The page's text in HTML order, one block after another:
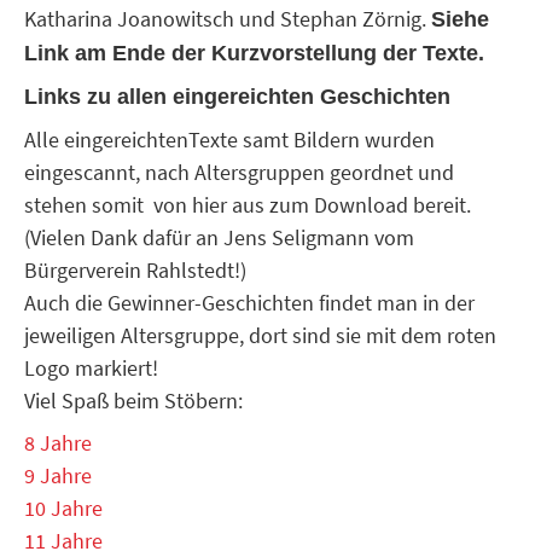
Katharina Joanowitsch und Stephan Zörnig. Siehe
Link am Ende der Kurzvorstellung der Texte.
Links zu allen eingereichten Geschichten
Alle eingereichtenTexte samt Bildern wurden
eingescannt, nach Altersgruppen geordnet und
stehen somit von hier aus zum Download bereit.
(Vielen Dank dafür an Jens Seligmann vom
Bürgerverein Rahlstedt!)
Auch die Gewinner-Geschichten findet man in der
jeweiligen Altersgruppe, dort sind sie mit dem roten
Logo markiert!
Viel Spaß beim Stöbern:
8 Jahre
9 Jahre
10 Jahre
11 Jahre